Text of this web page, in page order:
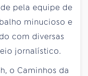
pela equipe de
minucioso e
com diversas
jornalístico.
o Caminhos da